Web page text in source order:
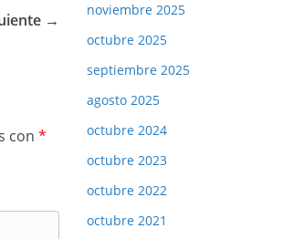
→
con *
noviembre 2025
octubre 2025
septiembre 2025
agosto 2025
octubre 2024
octubre 2023
octubre 2022
octubre 2021